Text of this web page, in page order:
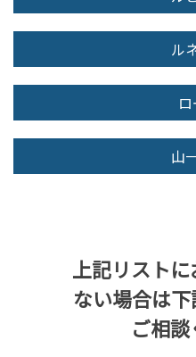
ル
山
上記リスト
ない場合は
ご相